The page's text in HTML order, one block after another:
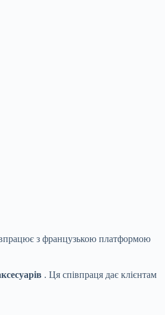
з французькою платформою
. Ця співпраця дає клієнтам